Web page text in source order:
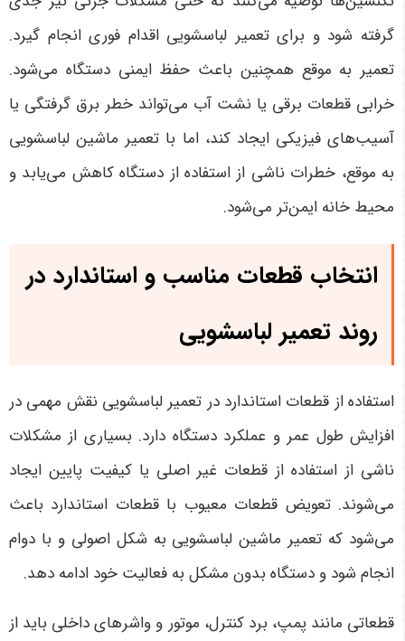
گرفته شود و برای تعمیر لباسشویی اقدام فوری انجام گیرد.
تعمیر به موقع همچنین باعث حفظ ایمنی دستگاه می‌شود.
خرابی قطعات برقی یا نشت آب می‌تواند خطر برق گرفتگی یا
آسیب‌های فیزیکی ایجاد کند، اما با تعمیر ماشین لباسشویی
به موقع، خطرات ناشی از استفاده از دستگاه کاهش می‌یابد و
محیط خانه ایمن‌تر می‌شود.
انتخاب قطعات مناسب و استاندارد در
روند تعمیر لباسشویی
استفاده از قطعات استاندارد در تعمیر لباسشویی نقش مهمی در
افزایش طول عمر و عملکرد دستگاه دارد. بسیاری از مشکلات
ناشی از استفاده از قطعات غیر اصلی یا کیفیت پایین ایجاد
می‌شوند. تعویض قطعات معیوب با قطعات استاندارد باعث
می‌شود که تعمیر ماشین لباسشویی به شکل اصولی و با دوام
انجام شود و دستگاه بدون مشکل به فعالیت خود ادامه دهد.
قطعاتی مانند پمپ، برد کنترل، موتور و واشرهای داخلی باید از